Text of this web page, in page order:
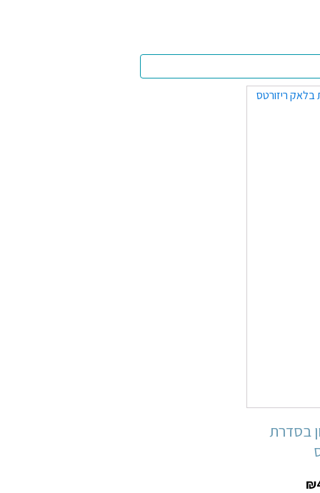
בסדרת
₪